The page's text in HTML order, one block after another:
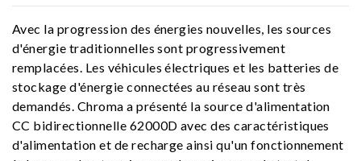
Avec la progression des énergies nouvelles, les sources
d'énergie traditionnelles sont progressivement
remplacées. Les véhicules électriques et les batteries de
stockage d'énergie connectées au réseau sont très
demandés. Chroma a présenté la source d'alimentation
CC bidirectionnelle 62000D avec des caractéristiques
d'alimentation et de recharge ainsi qu'un fonctionnement